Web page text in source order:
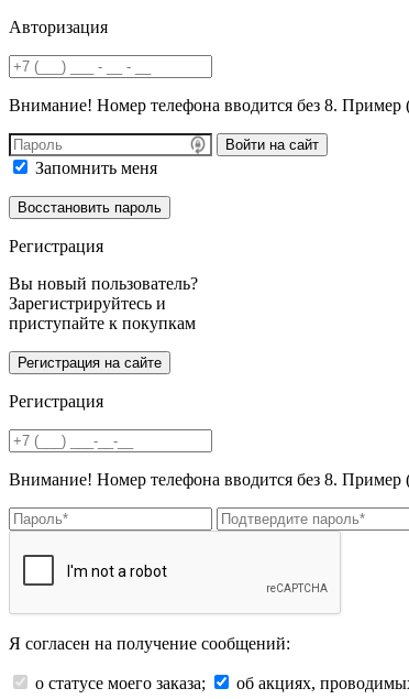
Авторизация
Внимание! Номер телефона вводится без 8. Пример
Войти на сайт
Запомнить меня
Регистрация
Вы новый пользователь?
Зарегистрируйтесь и
приступайте к покупкам
Регистрация
Внимание! Номер телефона вводится без 8. Пример
Я согласен на получение сообщений:
о статусе моего заказа; об акциях,